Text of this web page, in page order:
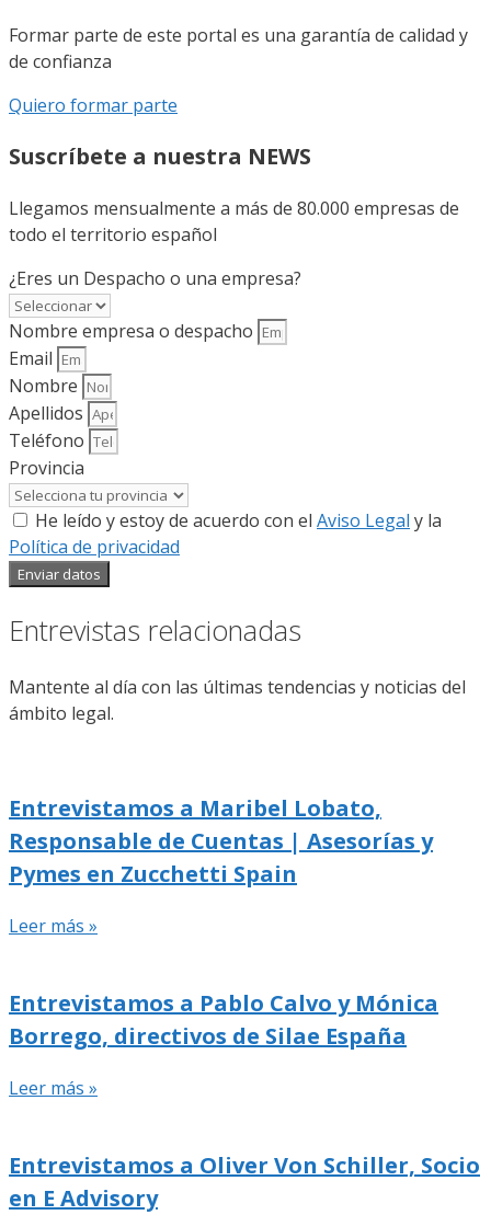
Formar parte de este portal es una garantía de calidad y
de confianza
Quiero formar parte
Suscríbete a nuestra NEWS
Llegamos mensualmente a más de 80.000 empresas de
todo el territorio español
¿Eres un Despacho o una empresa?
Nombre empresa o despacho
Email
Nombre
Apellidos
Teléfono
Provincia
He leído y estoy de acuerdo con el Aviso Legal y la
Política de privacidad
Enviar datos
Entrevistas relacionadas
Mantente al día con las últimas tendencias y noticias del
ámbito legal.
Entrevistamos a Maribel Lobato,
Responsable de Cuentas | Asesorías y
Pymes en Zucchetti Spain
Leer más »
Entrevistamos a Pablo Calvo y Mónica
Borrego, directivos de Silae España
Leer más »
Entrevistamos a Oliver Von Schiller, Socio
en E Advisory